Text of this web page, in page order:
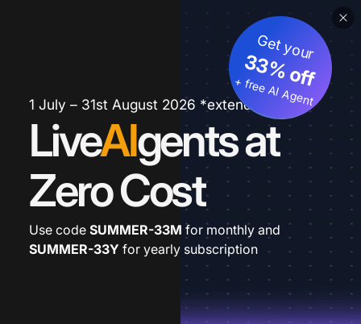
1 July – 31st August 2026 *extended
LiveAIgents at
Zero Cost
Get your
33% off
+ free AI Agent
Use code SUMMER-33M for monthly and
SUMMER-33Y for yearly subscription